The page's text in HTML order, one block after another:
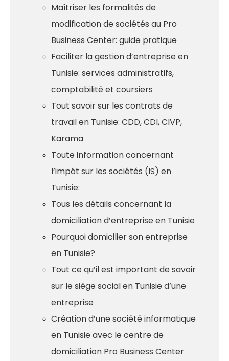
Maîtriser les formalités de
modification de sociétés au Pro
Business Center: guide pratique
Faciliter la gestion d’entreprise en
Tunisie: services administratifs,
comptabilité et coursiers
Tout savoir sur les contrats de
travail en Tunisie: CDD, CDI, CIVP,
Karama
Toute information concernant
l’impôt sur les sociétés (IS) en
Tunisie:
Tous les détails concernant la
domiciliation d’entreprise en Tunisie
Pourquoi domicilier son entreprise
en Tunisie?
Tout ce qu’il est important de savoir
sur le siège social en Tunisie d’une
entreprise
Création d’une société informatique
en Tunisie avec le centre de
domiciliation Pro Business Center